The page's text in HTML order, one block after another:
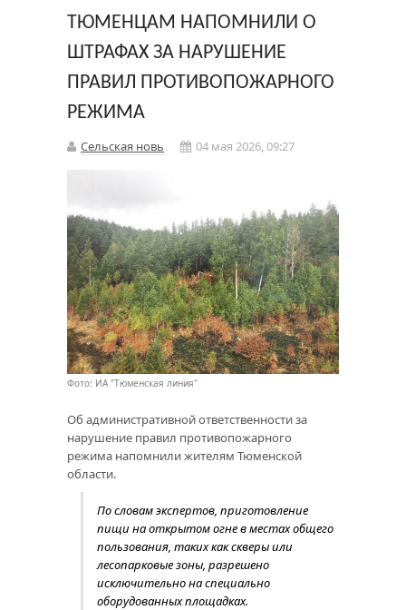
ТЮМЕНЦАМ НАПОМНИЛИ О
ШТРАФАХ ЗА НАРУШЕНИЕ
ПРАВИЛ ПРОТИВОПОЖАРНОГО
РЕЖИМА
Сельская новь 04 мая 2026, 09:27
Фото: ИА "Тюменская линия"
Об административной ответственности за
нарушение правил противопожарного
режима напомнили жителям Тюменской
области.
По словам экспертов, приготовление
пищи на открытом огне в местах общего
пользования, таких как скверы или
лесопарковые зоны, разрешено
исключительно на специально
оборудованных площадках.